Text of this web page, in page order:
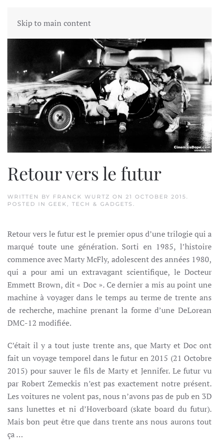
Skip to main content
Retour vers le futur
WRITTEN BY FRANCK WURTZ ON 21 OCTOBER 2015
POSTED IN GEEK TECH & GADGETS
Retour vers le futur est le premier opus d’une trilogie qui a
marqué toute une génération. Sorti en 1985, l’histoire
commence avec Marty McFly, adolescent des années 1980,
qui a pour ami un extravagant scientifique, le Docteur
Emmett Brown, dit « Doc ». Ce dernier a mis au point une
machine à voyager dans le temps au terme de trente ans
de recherche, machine prenant la forme d’une DeLorean
DMC-12 modifiée.
C’était il y a tout juste trente ans, que Marty et Doc ont
fait un voyage temporel dans le futur en 2015 (21 Octobre
2015) pour sauver le fils de Marty et Jennifer. Le futur vu
par Robert Zemeckis n’est pas exactement notre présent.
Les voitures ne volent pas, nous n’avons pas de pub en 3D
sans lunettes et ni d’Hoverboard (skate board du futur).
Mais bon peut être que dans trente ans nous aurons tout
ça …